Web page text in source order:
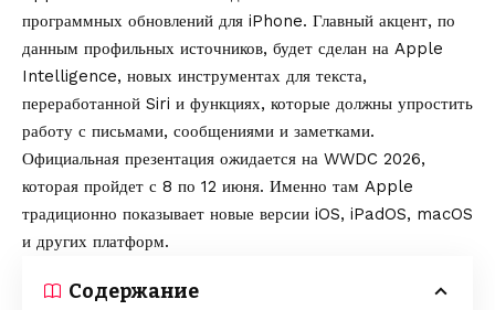
программных обновлений для iPhone. Главный акцент, по
данным профильных источников, будет сделан на Apple
Intelligence, новых инструментах для текста,
переработанной Siri и функциях, которые должны упростить
работу с письмами, сообщениями и заметками.
Официальная презентация ожидается на WWDC 2026,
которая пройдет с 8 по 12 июня. Именно там Apple
традиционно показывает новые версии iOS, iPadOS, macOS
и других платформ.
Содержание